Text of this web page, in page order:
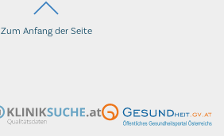
Zum Anfang der Seite